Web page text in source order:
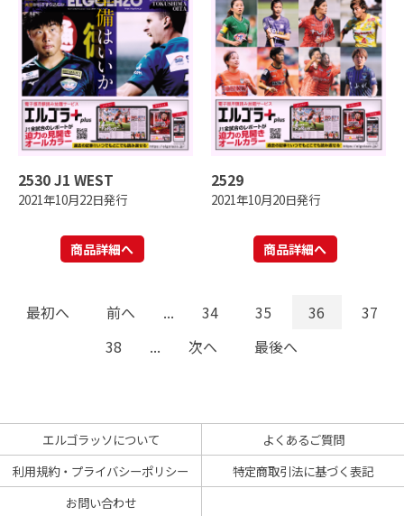
2530 J1 WEST
2021年10月22日発行
商品詳細へ
2529
2021年10月20日発行
商品詳細へ
最初へ 前へ ... 34 35 36
37
38
... 次へ 最後へ
エルゴラッソについて
よくあるご質問
利用規約・プライバシーポリシー
特定商取引法に基づく表記
お問い合わせ